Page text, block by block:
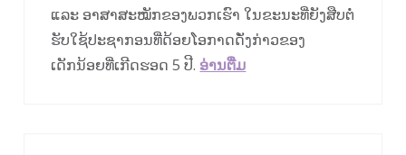
ແລະ ອາສາ​ສະໝັກ​ຂອງ​ພວກ​ເຮົາ ​ໃນ​ຂະນະ​ທີ່​ຍັງ​ສືບ​ຕໍ່​
ຮັບ​ໃຊ້​ປະຊາກອນ​ທີ່​ດ້ອຍ​ໂອກາດ​ດັ່ງກ່າວ​ຂອງ​
ເດັກນ້ອຍ​ທີ່​ເກີດ​ຮອດ 5 ປີ. ອ່ານ​ຕື່ມ